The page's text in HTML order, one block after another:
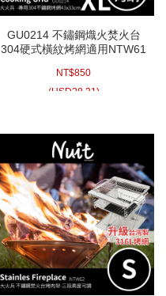
GU0214 不鏽鋼熾火焚火台
304硬式橫紋烤網適用NTW61
分)
NT$850
(USD28.31)